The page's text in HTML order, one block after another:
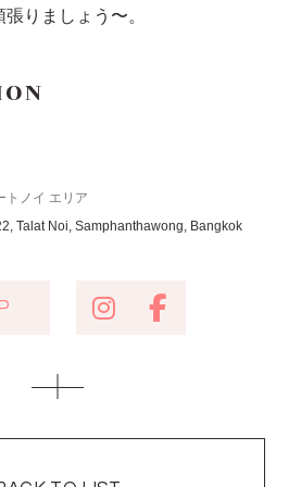
りましょう〜。
トノイ エリア
Talat Noi, Samphanthawong, Bangkok